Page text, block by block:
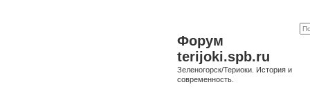
Форум
terijoki.spb.ru
Зеленогорск/Териоки. История и
современность.